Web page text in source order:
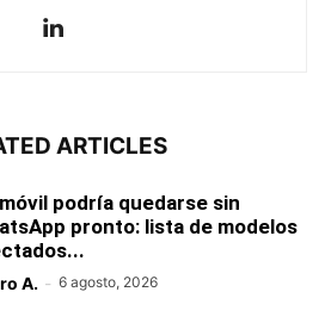
ARTICLES
podría quedarse sin
pronto: lista de modelos
A. - 6 agosto, 2026